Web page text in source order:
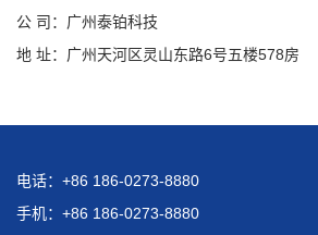
公 司：广州泰铂科技
地 址：广州天河区灵山东路6号五楼578房
电话：+86 186-0273-8880
手机：+86 186-0273-8880